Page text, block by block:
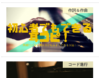
作詞＆作曲
コード進行